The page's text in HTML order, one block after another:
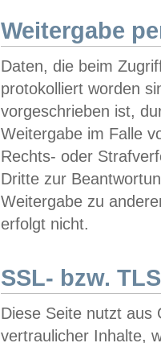
Weitergabe
Daten, die beim
protokolliert worden
vorgeschrieben ist,
Weitergabe im Falle
Rechts- oder
Dritte zur
Weitergabe zu
erfolgt nicht.
SSL- bzw.
Diese Seite nutzt aus
vertraulicher Inhalte,